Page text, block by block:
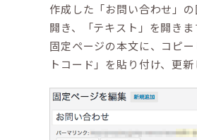
作成した「お問い合わせ」
開き、「テキスト」を開きま
固定ページの本文に、コピ
トコード」を貼り付け、更新